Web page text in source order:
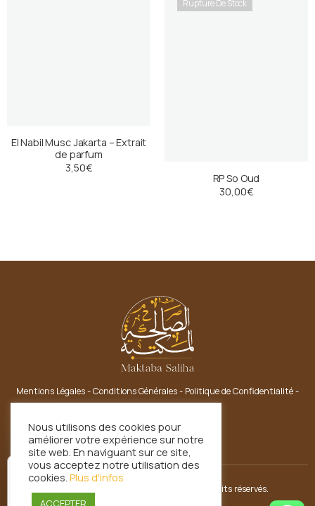
El Nabil Musc Jakarta – Extrait
de parfum
3,50€
Rupture De Stock
RP So Oud
30,00€
Mentions Légales-Conditions Générales- Politique de Confidentialité-
Copyright © 2021 Maktaba Saliha. Tous droits réservés.
Nous utilisons des cookies pour
améliorer votre expérience sur notre
site web. En naviguant sur ce site,
vous acceptez notre utilisation des
cookies. Plus d'infos
ACCEPTER